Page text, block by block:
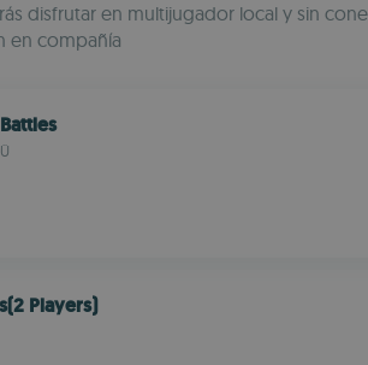
disfrutar en multijugador local y sin
en compañía
Players)